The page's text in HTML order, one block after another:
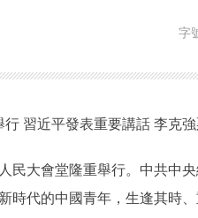
字
習近平發表重要講話 李克
大會堂隆重舉行。中共中
代的中國青年，生逢其時